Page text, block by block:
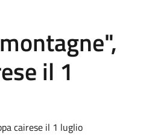
il 1
cairese il 1 luglio